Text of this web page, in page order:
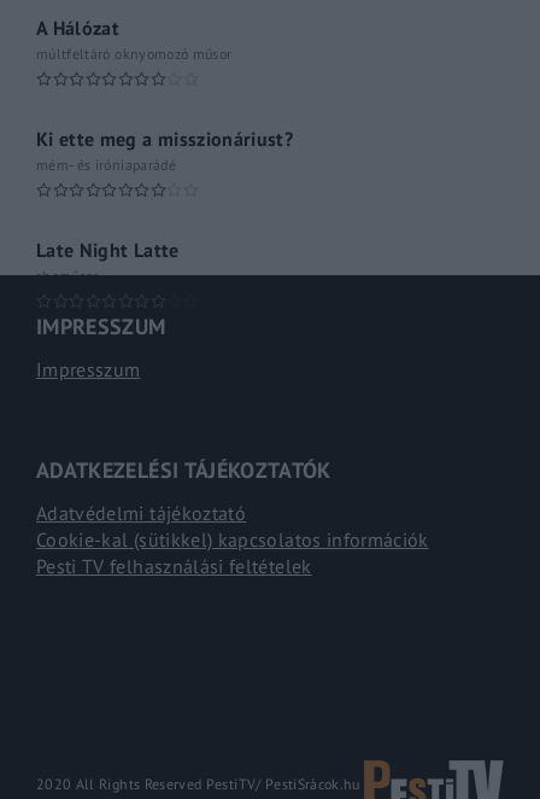
A Hálózat
múltfeltáró oknyomozó műsor
Ki ette meg a misszionáriust?
mém- és iróniaparádé
Late Night Latte
shoműsor
IMPRESSZUM
Impresszum
ADATKEZELÉSI TÁJÉKOZTATÓK
Adatvédelmi tájékoztató
Cookie-kal (sütikkel) kapcsolatos információk
Pesti TV felhasználási feltételek
2020 All Rights Reserved PestiTV/ PestiSrácok.hu